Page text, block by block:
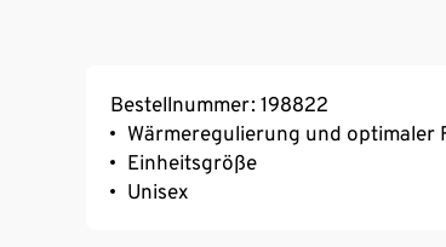
Bestellnummer: 198822
Wärmeregulierung und optimaler
Einheitsgröße
Unisex